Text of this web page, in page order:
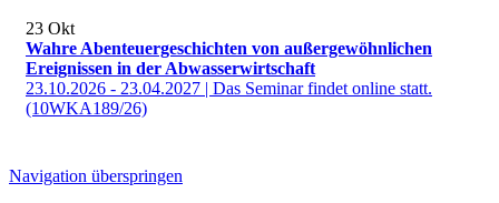
23 Okt
Wahre Abenteuergeschichten von außergewöhnlichen
Ereignissen in der Abwasserwirtschaft
23.10.2026 - 23.04.2027 | Das Seminar findet online statt.
(10WKA189/26)
Navigation überspringen